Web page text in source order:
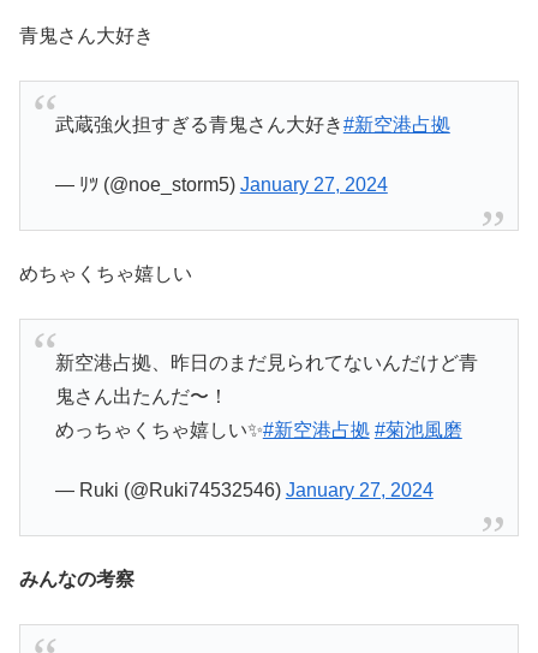
青鬼さん大好き
武蔵強火担すぎる青鬼さん大好き#新空港占拠
— ﾘﾂ (@noe_storm5) January 27, 2024
めちゃくちゃ嬉しい
新空港占拠、昨日のまだ見られてないんだけど青
鬼さん出たんだ〜！
めっちゃくちゃ嬉しい✨#新空港占拠 #菊池風磨
— Ruki (@Ruki74532546) January 27, 2024
みんなの考察